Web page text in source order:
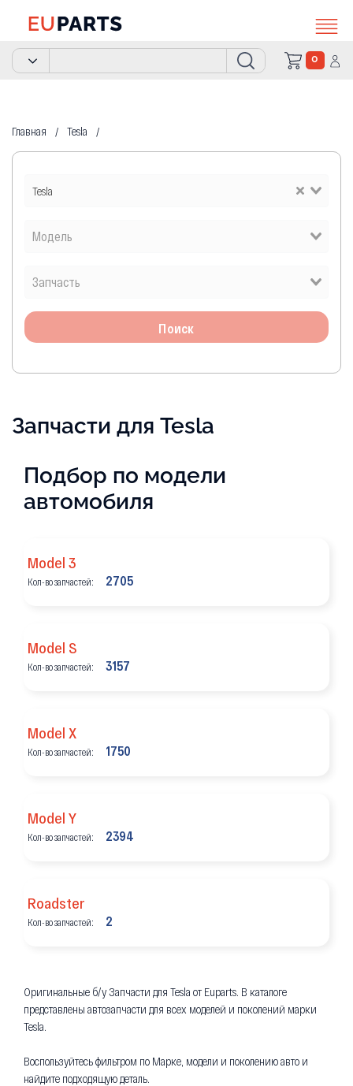
0
Главная Tesla
Tesla
Поиск
Запчасти для Tesla
Подбор по модели
автомобиля
Model 3
Кол-во запчастей: 2705
Model S
Кол-во запчастей: 3157
Model X
Кол-во запчастей: 1750
Model Y
Кол-во запчастей: 2394
Roadster
Кол-во запчастей: 2
Оригинальные б/у Запчасти для Tesla от Euparts. В каталоге
представлены автозапчасти для всех моделей и поколений марки
Tesla.
Воспользуйтесь фильтром по Марке, модели и поколению авто и
найдите подходящую деталь.